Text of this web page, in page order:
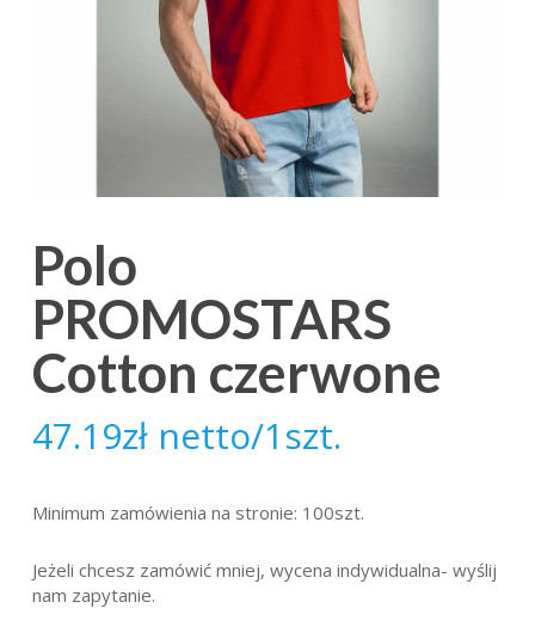
Polo
PROMOSTARS
Cotton czerwone
47.19zł netto/1szt.
Minimum zamówienia na stronie: 100szt.
Jeżeli chcesz zamówić mniej, wycena indywidualna- wyślij
nam zapytanie.